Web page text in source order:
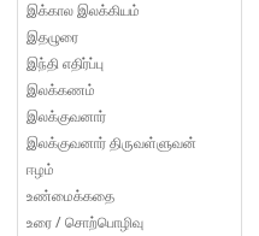
இக்கால இலக்கியம்
இதழுரை
இந்தி எதிர்ப்பு
இலக்கணம்
இலக்குவனார்
இலக்குவனார் திருவள்ளுவன்
ஈழம்
உண்மைக்கதை
உரை / சொற்பொழிவு